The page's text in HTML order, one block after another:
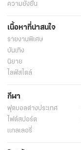
ความยั่งยืน
เนื้อหาที่น่าสนใจ
รายงานพิเศษ
บันเทิง
นิยาย
ไลฟ์สไตล์
กีฬา
ฟุตบอลต่่างประเทศ
ไฟต์สปอร์ต
แกลเลอรี่